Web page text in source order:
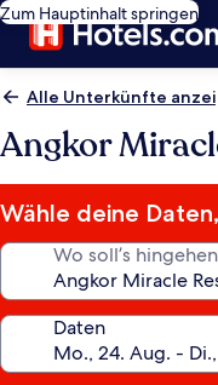
Zum Hauptinhalt springen
Alle Unterkünfte
Angkor
Wähle deine
Wo soll’s
Daten